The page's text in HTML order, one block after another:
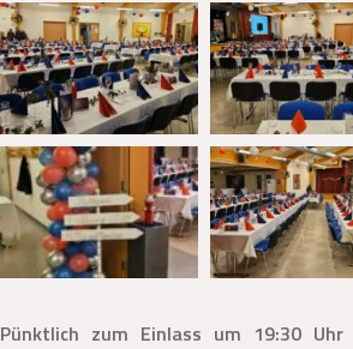
Pünktlich zum Einlass um 19:30